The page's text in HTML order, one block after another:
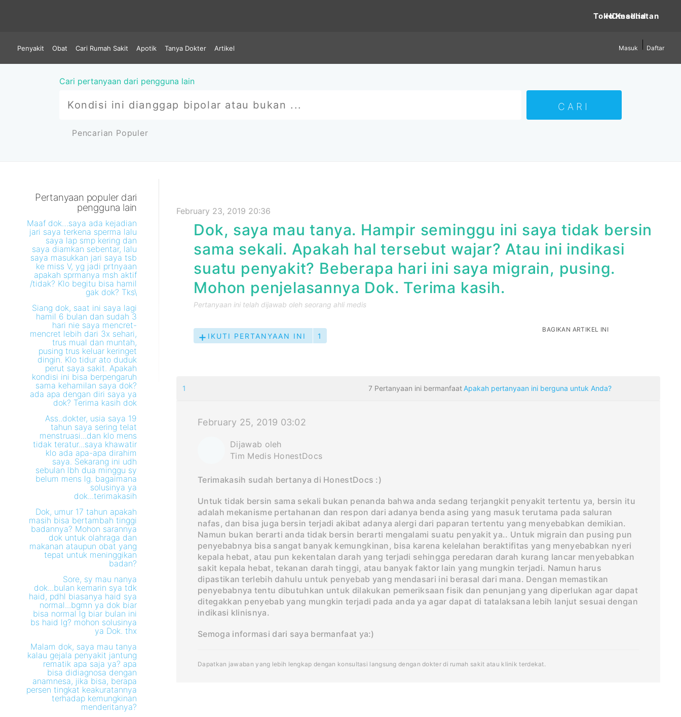
Toko Kesehatan
Penyakit Obat Cari Rumah Sakit Apotik Tanya Dokter Artikel Masuk Daftar
Cari pertanyaan dari pengguna lain
Pencarian Populer
Pertanyaan populer dari
pengguna lain
Maaf dok…saya ada kejadian
jari saya terkena sperma lalu
saya lap smp kering dan
saya diamkan sebentar, lalu
saya masukkan jari saya tsb
ke miss V, yg jadi prtnyaan
apakah sprmanya msh aktif
/tidak? Klo begitu bisa hamil
gak dok? Tks\
Siang dok, saat ini saya lagi
hamil 6 bulan dan sudah 3
hari nie saya mencret-
mencret lebih dari 3x sehari,
trus mual dan muntah,
pusing trus keluar keringet
dingin. Klo tidur ato duduk
perut saya sakit. Apakah
kondisi ini bisa berpengaruh
sama kehamilan saya dok?
ada apa dengan diri saya ya
dok? Terima kasih dok
Ass..dokter, usia saya 19
tahun saya sering telat
menstruasi...dan klo mens
tidak teratur...saya khawatir
klo ada apa-apa dirahim
saya. Sekarang ini udh
sebulan lbh dua minggu sy
belum mens lg. bagaimana
solusinya ya
dok...terimakasih
Dok, umur 17 tahun apakah
masih bisa bertambah tinggi
badannya? Mohon sarannya
dok untuk olahraga dan
makanan ataupun obat yang
tepat untuk meninggikan
badan?
Sore, sy mau nanya
dok...bulan kemarin sya tdk
haid, pdhl biasanya haid sya
normal...bgmn ya dok biar
bisa normal lg biar bulan ini
bs haid lg? mohon solusinya
ya Dok. thx
Malam dok, saya mau tanya
kalau gejala penyakit jantung
rematik apa saja ya? apa
bisa didiagnosa dengan
anamnesa, jika bisa, berapa
persen tingkat keakuratannya
terhadap kemungkinan
menderitanya?
February 23, 2019 20:36
Dok, saya mau tanya. Hampir seminggu ini saya tidak bersin
sama sekali. Apakah hal tersebut wajar? Atau ini indikasi
suatu penyakit? Beberapa hari ini saya migrain, pusing.
Mohon penjelasannya Dok. Terima kasih.
Pertanyaan ini telah dijawab oleh seorang ahli medis
IKUTI PERTANYAAN INI 1
BAGIKAN ARTIKEL INI
1 7 Pertanyaan ini bermanfaat Apakah pertanyaan ini berguna untuk Anda?
February 25, 2019 03:02
Dijawab oleh
Tim Medis HonestDocs
Terimakasih sudah bertanya di HonestDocs :)
Untuk tidak bersin sama sekali bukan penanda bahwa anda sedang terjangkit penyakit tertentu ya, bersin itu
adalah mekanisme pertahanan dan respon dari adanya benda asing yang masuk terutama pada saluran
nafas, dan bisa juga bersin terjadi akibat adanya alergi dari paparan tertentu yang menyebabkan demikian.
Namun bukan berarti anda tidak bersin berarti mengalami suatu penyakit ya.. Untuk migrain dan pusing pun
penyebabnya bisa sangat banyak kemungkinan, bisa karena kelelahan beraktifitas yang menyebabkan nyeri
kepala hebat, atau pun kekentalan darah yang terjadi sehingga peredaran darah kurang lancar menyebabkan
sakit kepala hebat, tekanan darah tinggi, atau banyak faktor lain yang mungkin terjadi. Namun harus
dipastikan terlebih dahulu untuk penyebab yang mendasari ini berasal dari mana. Dengan memastikan
penyebabnya tentu dibutuhkan untuk dilakukan pemeriksaan fisik dan penunjang yang diperlukan agar dapat
ditegakkan penyebab yang mungkin terjadi pada anda ya agar dapat di tatalaksana lebih lanjut sesuai dengan
indikasi klinisnya.
Semoga informasi dari saya bermanfaat ya:)
Dapatkan jawaban yang lebih lengkap dengan konsultasi langsung dengan dokter di rumah sakit atau klinik terdekat.